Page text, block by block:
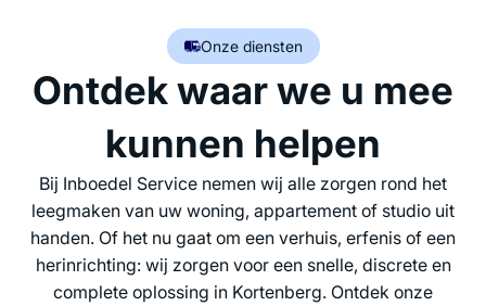
Onze diensten
Ontdek waar we u mee
kunnen helpen
Bij Inboedel Service nemen wij alle zorgen rond het
leegmaken van uw woning, appartement of studio uit
handen. Of het nu gaat om een verhuis, erfenis of een
herinrichting: wij zorgen voor een snelle, discrete en
complete oplossing in Kortenberg. Ontdek onze